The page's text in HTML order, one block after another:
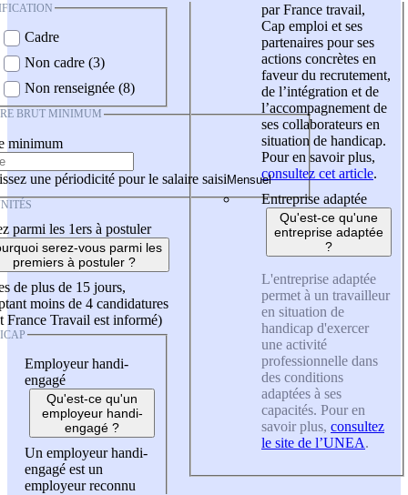
Cadre
Non cadre (3)
Non renseignée (8)
BRUT MINIMUM
minimum
une périodicité pour le salaire saisi
parmi les 1ers à postuler
serez-vous parmi les
premiers à postuler ?
de plus de 15 jours,
moins de 4 candidatures
France Travail est informé)
Employeur handi-
engagé
Qu'est-ce qu'un
employeur handi-
engagé ?
Un employeur handi-
engagé est un
employeur reconnu
par France travail,
Cap emploi et ses
partenaires pour ses
actions concrètes en
faveur du recrutement,
de l’intégration et de
l’accompagnement de
ses collaborateurs en
situation de handicap.
Pour en savoir plus,
consultez cet article.
Entreprise adaptée
Qu'est-ce qu'une
entreprise adaptée
?
L'entreprise adaptée
permet à un travailleur
en situation de
handicap d'exercer
une activité
professionnelle dans
des conditions
adaptées à ses
capacités. Pour en
savoir plus, consultez
le site de l’UNEA.